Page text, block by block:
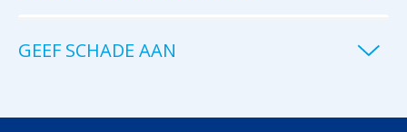
GEEF SCHADE AAN